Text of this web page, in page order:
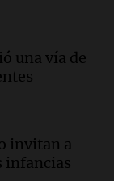
de venta
fatales
el primer
una vía de
invitan a
infancias